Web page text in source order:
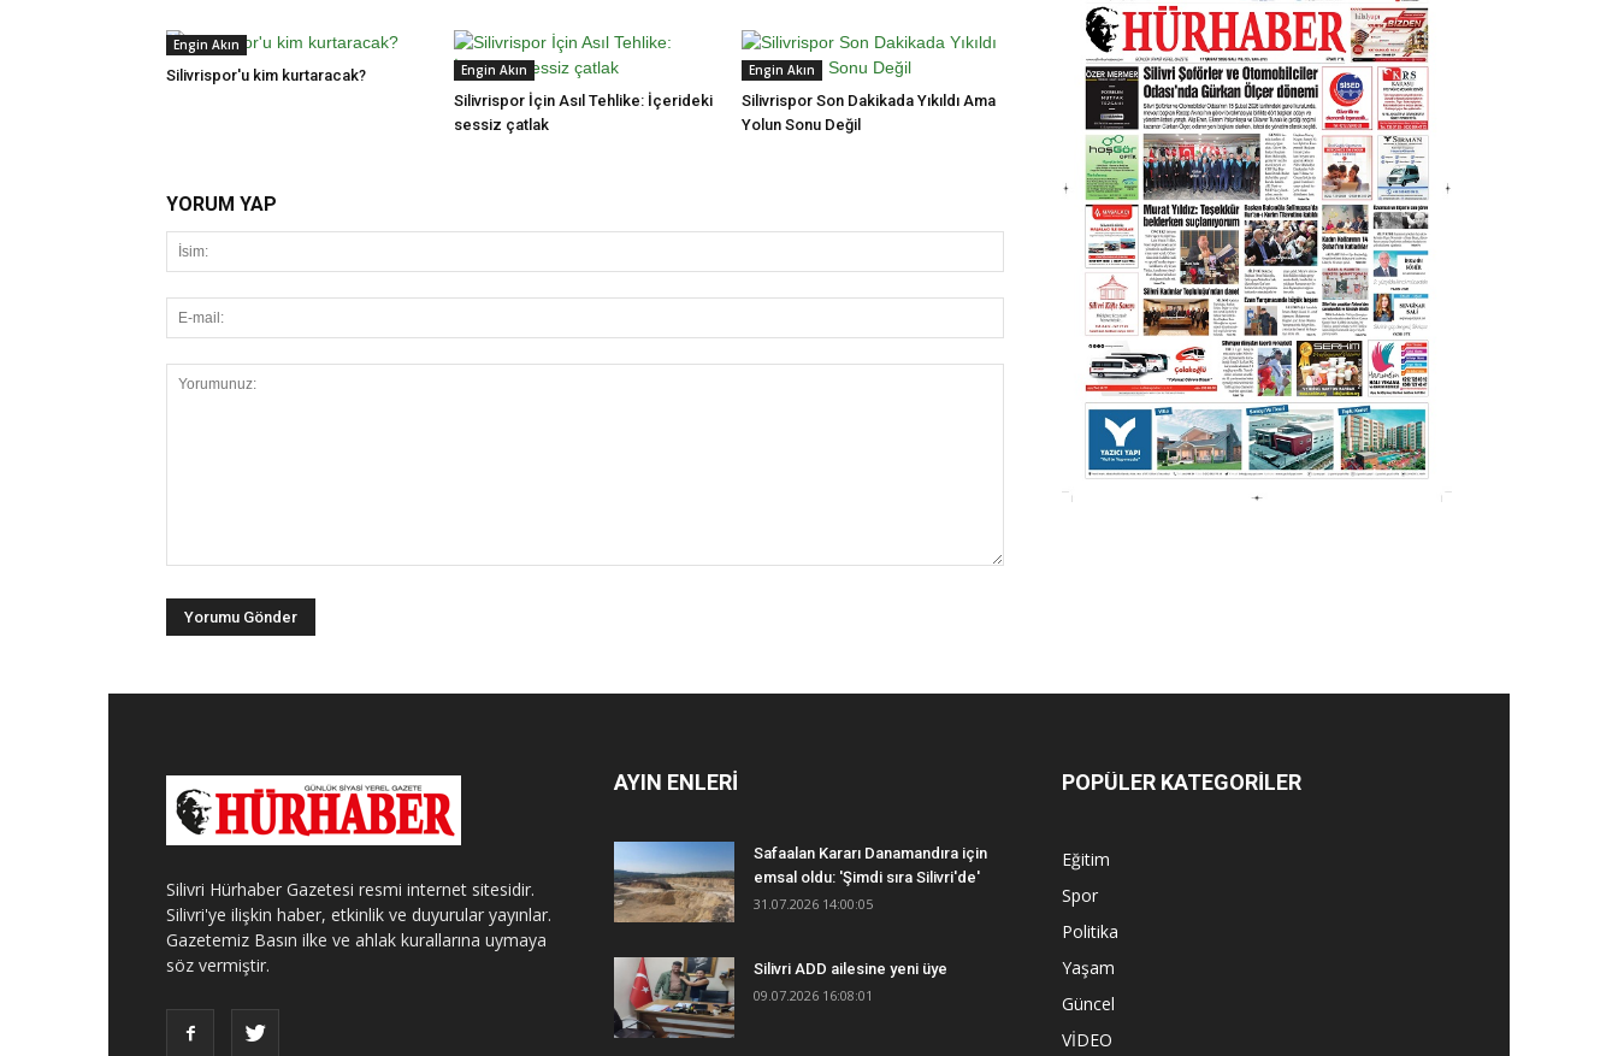
Engin Akın
Silivrispor'u kim kurtaracak? Engin Akın
Silivrispor İçin Asıl Tehlike: İçerideki
sessiz çatlak
Engin Akın
Silivrispor Son Dakikada Yıkıldı Ama
Yolun Sonu Değil
YORUM YAP
Silivri Hürhaber Gazetesi resmi internet sitesidir.
Silivri'ye ilişkin haber, etkinlik ve duyurular yayınlar.
Gazetemiz Basın ilke ve ahlak kurallarına uymaya
söz vermiştir.
AYIN ENLERİ
Safaalan Kararı Danamandıra için
emsal oldu: 'Şimdi sıra Silivri'de'
31.07.2026 14:00:05
Silivri ADD ailesine yeni üye
09.07.2026 16:08:01
POPÜLER KATEGORİLER
Eğitim
Spor
Politika
Yaşam
Güncel
VİDEO